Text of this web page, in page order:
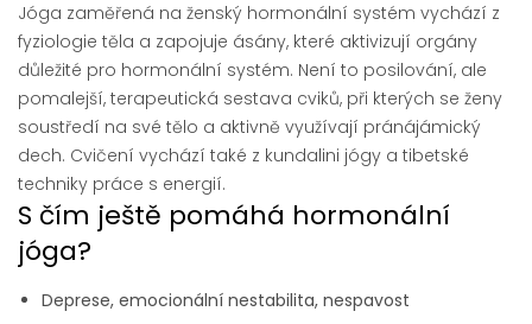
Jóga zaměřená na ženský hormonální systém vychází z
fyziologie těla a zapojuje ásány, které aktivizují orgány
důležité pro hormonální systém. Není to posilování, ale
pomalejší, terapeutická sestava cviků, při kterých se ženy
soustředí na své tělo a aktivně využívají pránájámický
dech. Cvičení vychází také z kundalini jógy a tibetské
techniky práce s energií.
S čím ještě pomáhá hormonální
jóga?
Deprese, emocionální nestabilita, nespavost